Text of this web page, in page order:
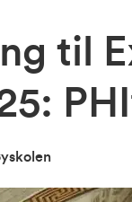
til